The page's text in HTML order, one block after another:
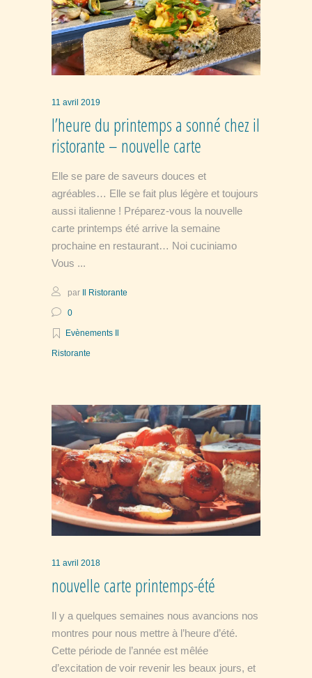
11 avril 2019
l’heure du printemps a sonné chez il
ristorante – nouvelle carte
Elle se pare de saveurs douces et
agréables… Elle se fait plus légère et toujours
aussi italienne ! Préparez-vous la nouvelle
carte printemps été arrive la semaine
prochaine en restaurant… Noi cuciniamo
Vous
par Il Ristorante
0
Evènements Il
Ristorante
11 avril 2018
nouvelle carte printemps-été
Il y a quelques semaines nous avancions nos
montres pour nous mettre à l’heure d’été.
Cette période de l’année est mêlée
d’excitation de voir revenir les beaux jours, et